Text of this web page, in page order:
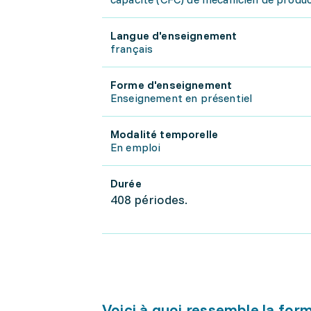
Langue d'enseignement
français
Forme d'enseignement
Enseignement en présentiel
Modalité temporelle
En emploi
Durée
408 périodes.